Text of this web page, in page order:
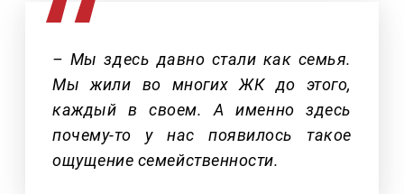
– Мы здесь давно стали как семья.
Мы жили во многих ЖК до этого,
каждый в своем. А именно здесь
почему-то у нас появилось такое
ощущение семейственности.